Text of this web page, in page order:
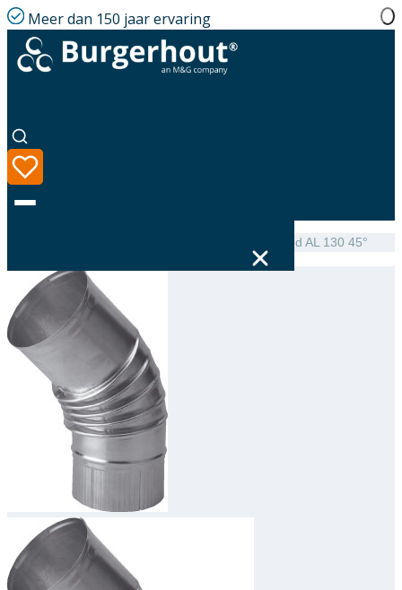
Meer dan 150 jaar ervaring
Taal
Assortiment
Oplossingen
Downloads
Academy
Over ons
Contact
NEN 7203 Elbow single-walled AL 130 45°